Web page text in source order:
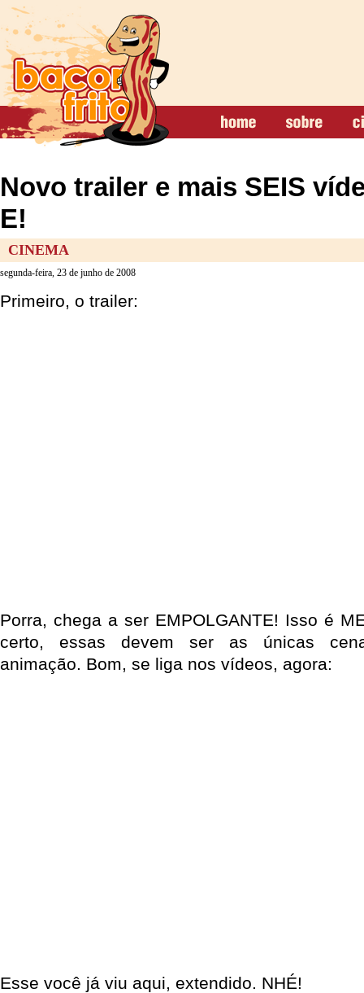
Novo trailer e mais SEIS
E!
CINEMA
segunda-feira, 23 de junho de 2008
Primeiro, o trailer:
Porra, chega a ser EMPOLGANTE! Isso é
certo, essas devem ser as únicas
animação. Bom, se liga nos vídeos, agora:
Esse você já viu aqui, extendido. NHÉ!